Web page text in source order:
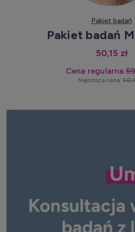
Pakiet badań
Pakiet badań
50,15 zł
Cena regularna:
Najniższa cena: